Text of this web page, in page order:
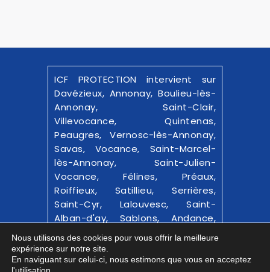
ICF PROTECTION intervient sur
Davézieux, Annonay, Boulieu-lès-
Annonay, Saint-Clair,
Villevocance, Quintenas,
Peaugres, Vernosc-lès-Annonay,
Savas, Vocance, Saint-Marcel-
lès-Annonay, Saint-Julien-
Vocance, Félines, Préaux,
Roiffieux, Satillieu, Serrières,
Saint-Cyr, Lalouvesc, Saint-
Alban-d'ay, Sablons, Andance,
Bourg-Argental et alentours.
© 2025-26 ICF PROTECTION
Nous utilisons des cookies pour vous offrir la meilleure
expérience sur notre site.
En naviguant sur celui-ci, nous estimons que vous en acceptez